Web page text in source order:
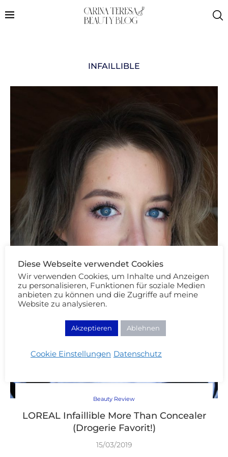
INFAILLIBLE
Beauty Review
LOREAL Infaillible More Than Concealer
(Drogerie Favorit!)
15/03/2019
Diese Webseite verwendet Cookies
Wir verwenden Cookies, um Inhalte und Anzeigen
zu personalisieren, Funktionen für soziale Medien
anbieten zu können und die Zugriffe auf meine
Website zu analysieren.
Akzeptieren Ablehnen
Cookie Einstellungen Datenschutz